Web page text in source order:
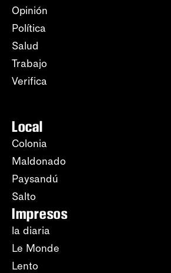
Opinión
Política
Salud
Trabajo
Verifica
Local
Colonia
Maldonado
Paysandú
Salto
Impresos
la diaria
Le Monde
Lento